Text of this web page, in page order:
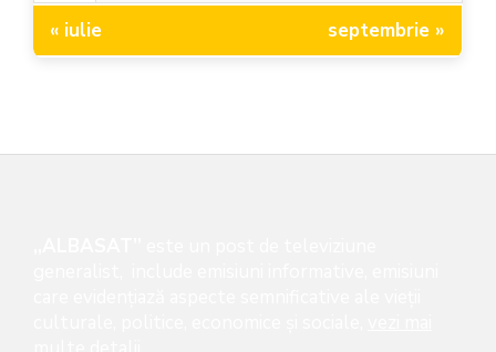
« iulie septembrie »